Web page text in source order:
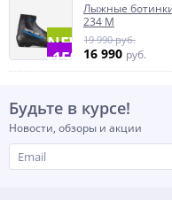
NEW
-15%
Лыжные ботинки
234 M
19 990 руб.
16 990 руб.
Будьте в курсе!
Новости, обзоры и акции